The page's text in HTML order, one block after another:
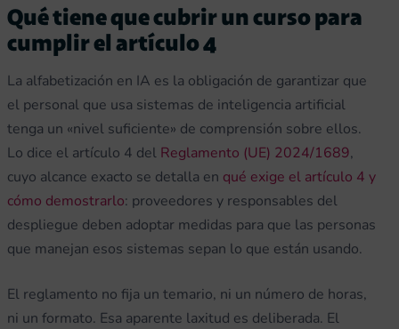
Qué tiene que cubrir un curso para
cumplir el artículo 4
La alfabetización en IA es la obligación de garantizar que
el personal que usa sistemas de inteligencia artificial
tenga un «nivel suficiente» de comprensión sobre ellos.
Lo dice el artículo 4 del Reglamento (UE) 2024/1689,
cuyo alcance exacto se detalla en qué exige el artículo 4 y
cómo demostrarlo: proveedores y responsables del
despliegue deben adoptar medidas para que las personas
que manejan esos sistemas sepan lo que están usando.
El reglamento no fija un temario, ni un número de horas,
ni un formato. Esa aparente laxitud es deliberada. El